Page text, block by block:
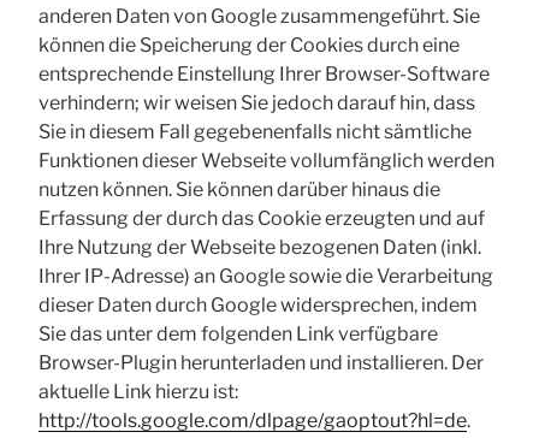
anderen Daten von Google zusammengeführt. Sie
können die Speicherung der Cookies durch eine
entsprechende Einstellung Ihrer Browser-Software
verhindern; wir weisen Sie jedoch darauf hin, dass
Sie in diesem Fall gegebenenfalls nicht sämtliche
Funktionen dieser Webseite vollumfänglich werden
nutzen können. Sie können darüber hinaus die
Erfassung der durch das Cookie erzeugten und auf
Ihre Nutzung der Webseite bezogenen Daten (inkl.
Ihrer IP-Adresse) an Google sowie die Verarbeitung
dieser Daten durch Google widersprechen, indem
Sie das unter dem folgenden Link verfügbare
Browser-Plugin herunterladen und installieren. Der
aktuelle Link hierzu ist:
http://tools.google.com/dlpage/gaoptout?hl=de.